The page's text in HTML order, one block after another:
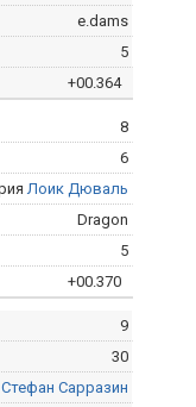
e.dams
5
+00.364
8
6
Лоик Дюваль
Dragon
5
+00.370
9
30
Стефан Сарразин